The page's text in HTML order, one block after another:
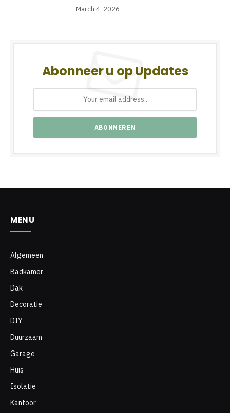
March 4, 2026
Abonneer u op Updates
MENU
Algemeen
Badkamer
Dak
Decoratie
DIY
Duurzaam
Garage
Huis
Isolatie
Kantoor